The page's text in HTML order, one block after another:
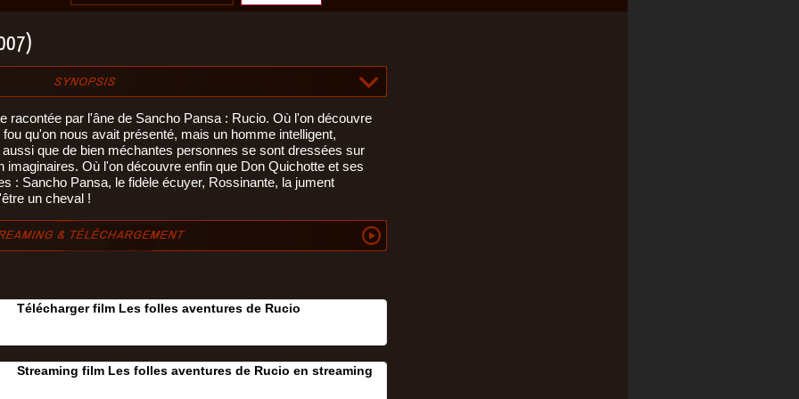
racontée par l'âne de Sancho Pansa : Rucio. Où l'on découvre
qu'on nous avait présenté, mais un homme intelligent,
que de bien méchantes personnes se sont dressées sur
imaginaires. Où l'on découvre enfin que Don Quichotte et ses
: Sancho Pansa, le fidèle écuyer, Rossinante, la jument
un cheval !
Télécharger film Les folles aventures de Rucio
Streaming film Les folles aventures de Rucio en streaming